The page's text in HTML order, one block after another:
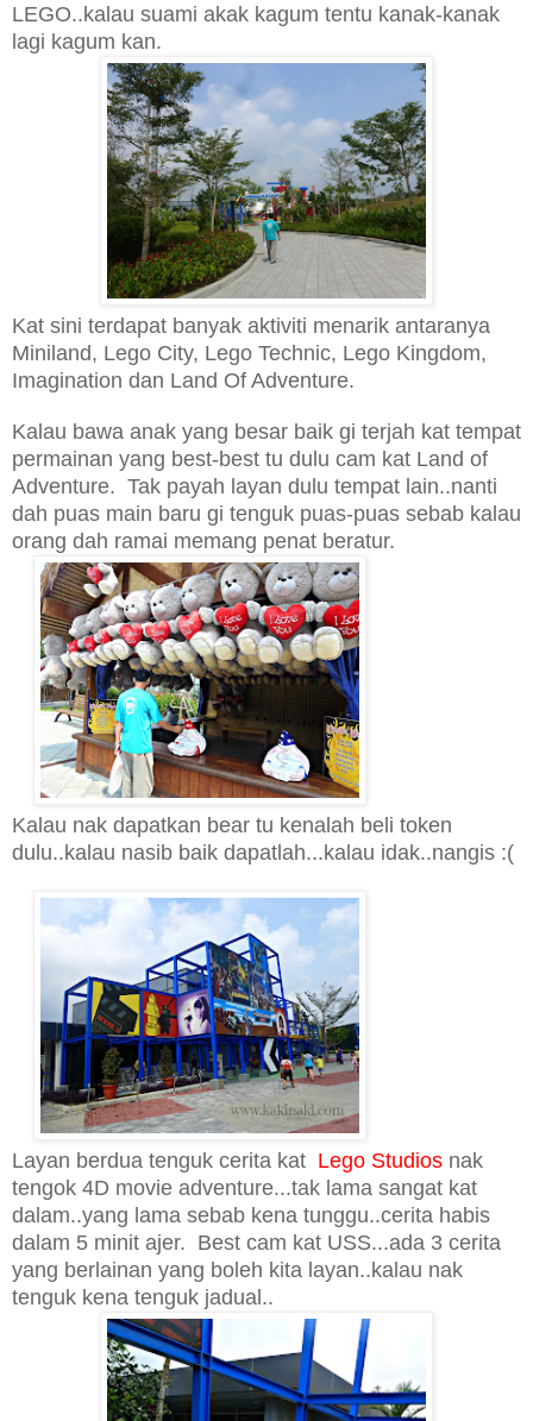
LEGO..kalau suami akak kagum tentu kanak-kanak
lagi kagum kan.
Kat sini terdapat banyak aktiviti menarik antaranya
Miniland, Lego City, Lego Technic, Lego Kingdom,
Imagination dan Land Of Adventure.
Kalau bawa anak yang besar baik gi terjah kat tempat
permainan yang best-best tu dulu cam kat Land of
Adventure. Tak payah layan dulu tempat lain..nanti
dah puas main baru gi tenguk puas-puas sebab kalau
orang dah ramai memang penat beratur.
Kalau nak dapatkan bear tu kenalah beli token
dulu..kalau nasib baik dapatlah...kalau idak..nangis :(
Layan berdua tenguk cerita kat Lego Studios nak
tengok 4D movie adventure...tak lama sangat kat
dalam..yang lama sebab kena tunggu..cerita habis
dalam 5 minit ajer. Best cam kat USS...ada 3 cerita
yang berlainan yang boleh kita layan..kalau nak
tenguk kena tenguk jadual..